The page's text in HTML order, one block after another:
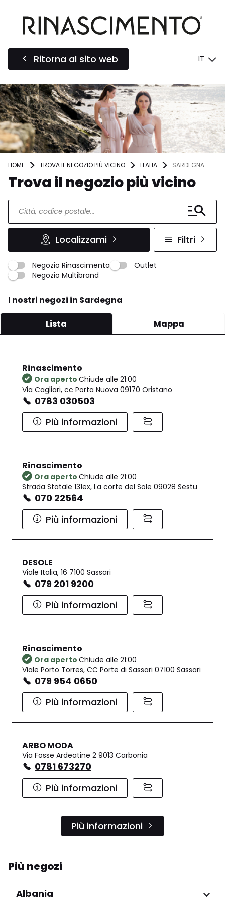
Ritorna al sito web IT
HOME TROVA IL NEGOZIO PIÙ VICINO ITALIA SARDEGNA
Trova il negozio più vicino
Localizzami Filtri
Negozio Rinascimento
Outlet
Negozio Multibrand
I nostri negozi in Sardegna
Lista Mappa
Rinascimento
Ora aperto Chiude alle 21:00
Via Cagliari, cc Porta Nuova 09170 Oristano
0783 030503
Più informazioni
Rinascimento
Ora aperto Chiude alle 21:00
Strada Statale 131ex, La corte del Sole 09028 Sestu
070 22564
Più informazioni
DESOLE
Viale Italia, 16 7100 Sassari
079 201 9200
Più informazioni
Rinascimento
Ora aperto Chiude alle 21:00
Viale Porto Torres, CC Porte di Sassari 07100 Sassari
079 954 0650
Più informazioni
ARBO MODA
Via Fosse Ardeatine 2 9013 Carbonia
0781 673270
Più informazioni
Più informazioni
Più negozi
Albania